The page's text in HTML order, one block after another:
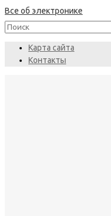
Все об электронике
Карта сайта
Контакты